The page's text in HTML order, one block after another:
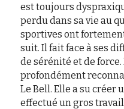
est toujours
perdu dans sa vie au
sportives ont
suit. Il fait face à ses
de sérénité et de force.
profondément
Le Bell. Elle a su créer
effectué un gros